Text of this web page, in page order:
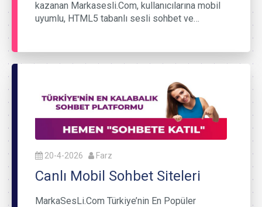
kazanan Markasesli.Com, kullanıcılarına mobil
uyumlu, HTML5 tabanlı sesli sohbet ve…
20-4-2026 Farz
Canlı Mobil Sohbet Siteleri
MarkaSesLi.Com Türkiye’nin En Popüler